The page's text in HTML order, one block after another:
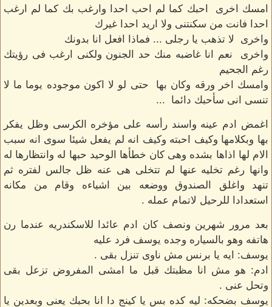
امسك اخرى احبك كما لم احب احدا وارغب بك كما لم ارغب
احدا فانت من سكنتنى ولا اريد احدا غيرك
واخرى لا تذهب يا رجلى ... فماذا افعل انا بدونك
واخرى نعم انا غاضبه منك حد الجنون ولكنى ارغب فى رؤيتك
رغم الجحيم
وامسك اخر ورقه وكان بها حتى لو لا اكون موجوده يوما ما لا
تنسى انى سأحبك دائما ...
اغمض ادم عينه واسند رأسه على مؤخره الكرسى وظل يفكر
بها وبكلامها وكيف احبته وكيف انه لم يفعل شيئا سوى انه سبب
الام لها اذاها بشده وهى كان خطأها الوحيد حبها له وانتظارها له
وانها رغم تخليه عنها لم تتخلى هى عنه ظل جالس لفتره ثم
تنهد واغلق الصندوق ووضعه بين اشياءه وقام من مكانه
استعدادا للرحيل لاتمام عمله .
بعد مرور شهرين ونصف كان ادم عائدا للاسكندريه عندما رن
هاتفه وهو بالسياره وجده يوسف فرد عليه
يوسف: ايه يا برنس مش ناوى تنزل بقى .
ادم: هو مش انا مظبتك قبل ما امشى المفروض تزعل بقى
وتحل عنى .
يوسف بضحكه: ليه كده بس يا كينج دا انا بحبك يعنى وبعدين يا